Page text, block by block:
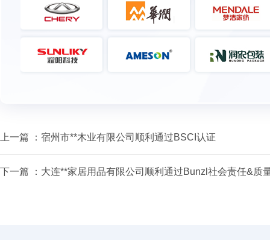
上一篇 ： 宿州市**木业有限公司顺利通过BSCI认证
下一篇 ： 大连**家居用品有限公司顺利通过Bunzl社会责任&质